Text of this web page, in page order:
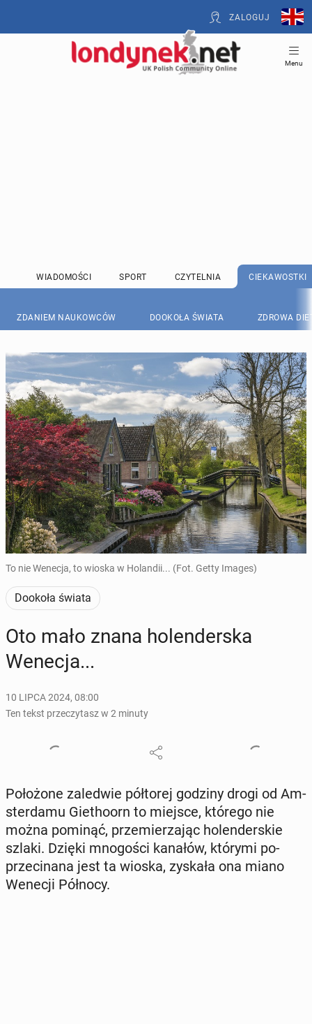
ZALOGUJ
Menu
WIADOMOŚCI SPORT CZYTELNIA CIEKAWOSTKI
ZDANIEM NAUKOWCÓW DOOKOŁA ŚWIATA ZDROWA
To nie Wenecja, to wioska w Holandii... (Fot. Getty Images)
Dookoła świata
Oto mało znana ho­len­der­ska
Wenecja...
10 LIPCA 2024, 08:00
Ten tekst przeczytasz w 2 minuty
Po­ło­żo­ne za­le­d­wie pół­to­rej godziny drogi od Am­
ster­da­mu Gie­tho­orn to miejsce, którego nie
można pominąć, prze­mie­rza­jąc ho­len­der­skie
szlaki. Dzięki mno­go­ści kanałów, którymi po­
prze­ci­na­na jest ta wioska, zyskała ona miano
Wenecji Północy.